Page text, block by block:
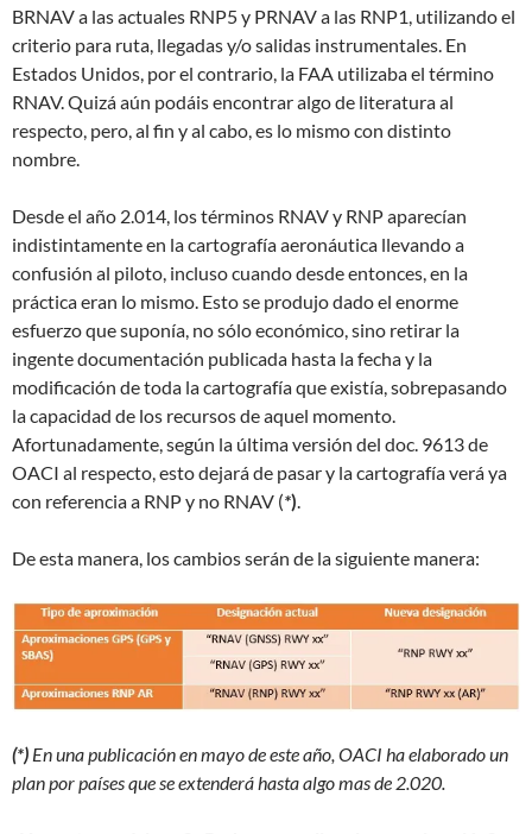
BRNAV a las actuales RNP5 y PRNAV a las RNP1, utilizando el
criterio para ruta, llegadas y/o salidas instrumentales. En
Estados Unidos, por el contrario, la FAA utilizaba el término
RNAV. Quizá aún podáis encontrar algo de literatura al
respecto, pero, al fin y al cabo, es lo mismo con distinto
nombre.
Desde el año 2.014, los términos RNAV y RNP aparecían
indistintamente en la cartografía aeronáutica llevando a
confusión al piloto, incluso cuando desde entonces, en la
práctica eran lo mismo. Esto se produjo dado el enorme
esfuerzo que suponía, no sólo económico, sino retirar la
ingente documentación publicada hasta la fecha y la
modificación de toda la cartografía que existía, sobrepasando
la capacidad de los recursos de aquel momento.
Afortunadamente, según la última versión del doc. 9613 de
OACI al respecto, esto dejará de pasar y la cartografía verá ya
con referencia a RNP y no RNAV (*)
De esta manera, los cambios serán de la siguiente manera:
(*) En una publicación en mayo de este año, OACI ha elaborado un
plan por países que se extenderá hasta algo mas de 2.020.